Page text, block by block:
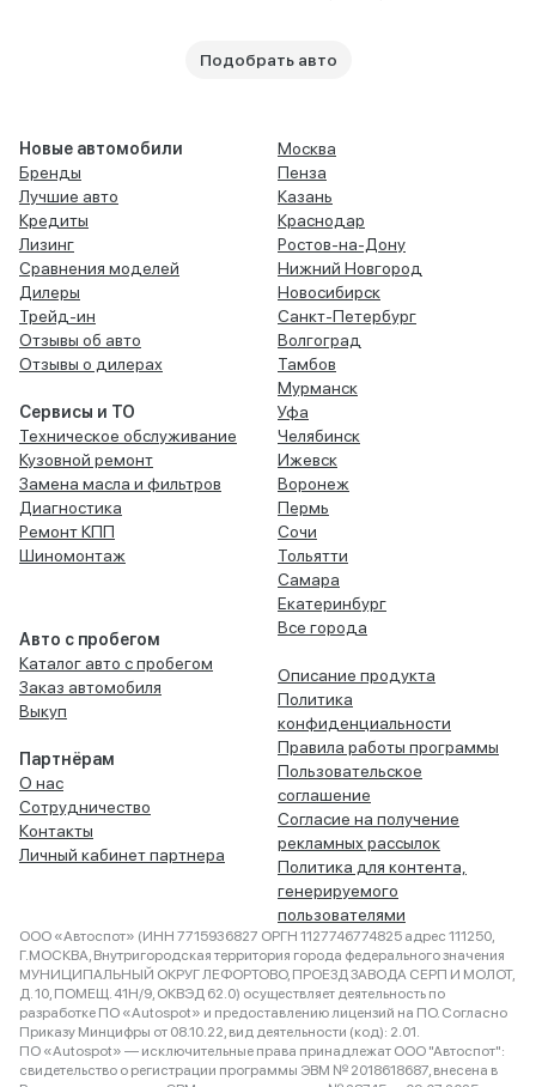
Подобрать авто
Новые автомобили
Бренды
Лучшие авто
Кредиты
Лизинг
Сравнения моделей
Дилеры
Трейд-ин
Отзывы об авто
Отзывы о дилерах
Сервисы и ТО
Техническое обслуживание
Кузовной ремонт
Замена масла и фильтров
Диагностика
Ремонт КПП
Шиномонтаж
Авто с пробегом
Каталог авто с пробегом
Заказ автомобиля
Выкуп
Партнёрам
О нас
Сотрудничество
Контакты
Личный кабинет партнера
Москва
Пенза
Казань
Краснодар
Ростов-на-Дону
Нижний Новгород
Новосибирск
Санкт-Петербург
Волгоград
Тамбов
Мурманск
Уфа
Челябинск
Ижевск
Воронеж
Пермь
Сочи
Тольятти
Самара
Екатеринбург
Все города
Описание продукта
Политика
конфиденциальности
Правила работы программы
Пользовательское
соглашение
Согласие на получение
рекламных рассылок
Политика для контента,
генерируемого
пользователями
ООО «Автоспот» (ИНН 7715936827 ОРГН 1127746774825 адрес 111250,
Г.МОСКВА, Внутригородская территория города федерального значения
МУНИЦИПАЛЬНЫЙ ОКРУГ ЛЕФОРТОВО, ПРОЕЗД ЗАВОДА СЕРП И МОЛОТ,
Д. 10, ПОМЕЩ. 41Н/9, ОКВЭД 62.0) осуществляет деятельность по
разработке ПО «Autospot» и предоставлению лицензий на ПО. Согласно
Приказу Минцифры от 08.10.22, вид деятельности (код): 2.01.
ПО «Autospot» — исключительные права принадлежат ООО "Автоспот":
свидетельство о регистрации программы ЭВМ № 2018618687, внесена в